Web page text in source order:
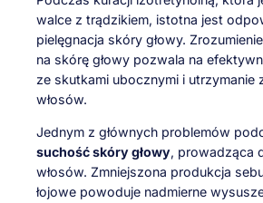
walce z trądzikiem, istotna jest
pielęgnacja skóry głowy.
na skórę głowy pozwala na
ze skutkami ubocznymi i utrzymanie
włosów.
Jednym z głównych problemów
suchość skóry głowy, prowadząca
włosów. Zmniejszona produkcja
łojowe powoduje nadmierne